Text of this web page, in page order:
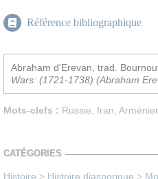
Référence bibliographique
Abraham d'Erevan, trad.
Wars: (1721-1738) (Abraham
Mots-clefs : Russie Iran
CATÉGORIES
Histoire > Histoire diasporique >